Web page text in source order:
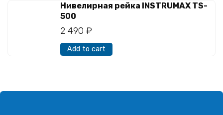
Нивелирная рейка INSTRUMAX TS-
500
2 490 ₽
Add to cart